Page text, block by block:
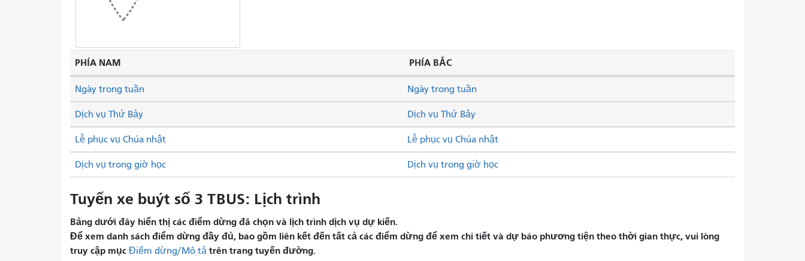
PHÍA NAM PHÍA BẮC
Dịch vụ Thứ Bảy Dịch vụ Thứ Bảy
Lễ phục vụ Chúa nhật Lễ phục vụ Chúa nhật
Ngày trong tuần Ngày trong tuần
Dịch vụ trong giờ học Dịch vụ trong giờ học
Tuyến xe buýt số 3 TBUS: Lịch trình
Bảng dưới đây hiển thị các điểm dừng đã chọn và lịch trình dịch vụ dự kiến.
Để xem danh sách điểm dừng đầy đủ, bao gồm liên kết đến tất cả các điểm dừng để xem chi tiết và dự báo phương tiện theo thời gian thực, vui lòng
truy cập mục Điểm dừng/Mô tả trên trang tuyến đường.